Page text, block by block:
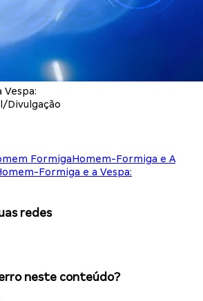
Divulgação
FormigaHomem-Formiga e A
Formiga e a Vespa:
redes
neste conteúdo?